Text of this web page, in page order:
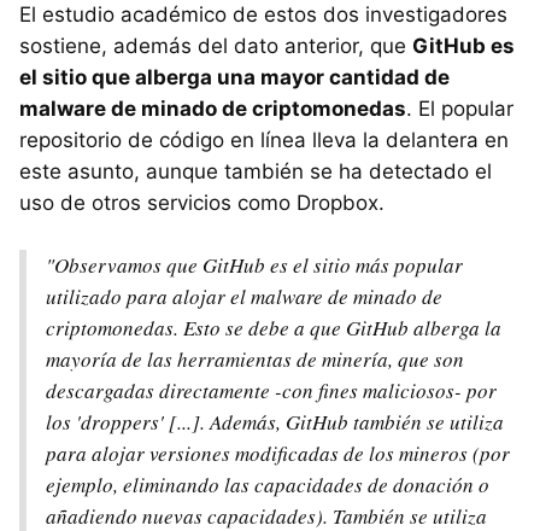
El estudio académico de estos dos investigadores
sostiene, además del dato anterior, que GitHub es
el sitio que alberga una mayor cantidad de
malware de minado de criptomonedas. El popular
repositorio de código en línea lleva la delantera en
este asunto, aunque también se ha detectado el
uso de otros servicios como Dropbox.
"Observamos que GitHub es el sitio más popular
utilizado para alojar el malware de minado de
criptomonedas. Esto se debe a que GitHub alberga la
mayoría de las herramientas de minería, que son
descargadas directamente -con fines maliciosos- por
los 'droppers' [...]. Además, GitHub también se utiliza
para alojar versiones modificadas de los mineros (por
ejemplo, eliminando las capacidades de donación o
añadiendo nuevas capacidades). También se utiliza